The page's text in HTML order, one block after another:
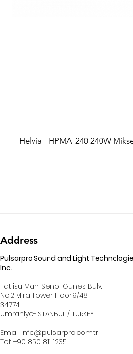
Helvia - HPMA-240 240W
Address
Pulsarpro Sound and Light
Inc.
Tatlisu Mah. Senol Gunes Bulv.
No:2 Mira Tower Floor:9/48
34774
Umraniye-ISTANBUL / TURKEY
Email: info@pulsarpro.com.tr
Tel: +90 850 811 1235